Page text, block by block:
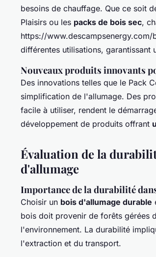
besoins de chauffage. Que ce soit
Plaisirs ou les packs de bois sec,
https://
différentes utilisations, garantissant
Nouveaux produits innovants
Des innovations telles que le Pack
simplification de l'allumage. Des
facile à utiliser, rendent le
développement de produits offrant
Évaluation de la
d'allumage
Importance de la durabilité
Choisir un bois d'allumage durable
bois doit provenir de forêts gérées
l'environnement. La durabilité
l'extraction et du transport.